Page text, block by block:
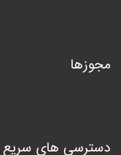
مجوزها
دسترسی های سریع